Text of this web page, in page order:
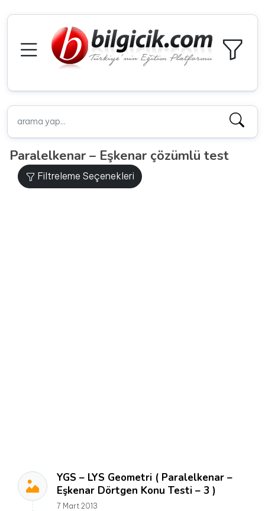
Paralelkenar – Eşkenar çözümlü test
Filtreleme Seçenekleri
YGS – LYS Geometri ( Paralelkenar –
Eşkenar Dörtgen Konu Testi – 3 )
7 Mart 2013